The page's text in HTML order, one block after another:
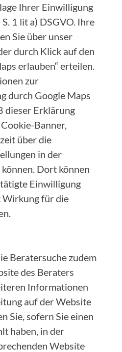
Ihrer Einwilligung
1 lit a) DSGVO. Ihre
Sie über unser
durch Klick auf den
erlauben“ erteilen.
zur
durch Google Maps
dieser Erklärung
Banner,
über die
in der
Dort können
Einwilligung
Wirkung für die
Beratersuche zudem
des Beraters
Informationen
auf der Website
Sie, sofern Sie einen
haben, in der
Website